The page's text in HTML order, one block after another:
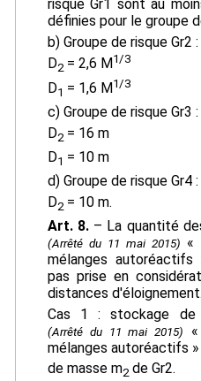
risque Gr1 sont au
définies pour le groupe
b) Groupe de risque Gr2 :
D2= 2,6 M1/3
D1 = 1,6 M1/3
c) Groupe de risque Gr3 :
D2= 16 m
D1 = 10 m
d) Groupe de risque Gr4 :
D2= 10 m.
Art. 8. – La quantité
(Arrêté du 11 mai 2015) «
mélanges
pas prise en
distances d'éloignement.
Cas 1 : stockage de
(Arrêté du 11 mai 2015)
mélanges autoréactifs
de masse m2de Gr2.